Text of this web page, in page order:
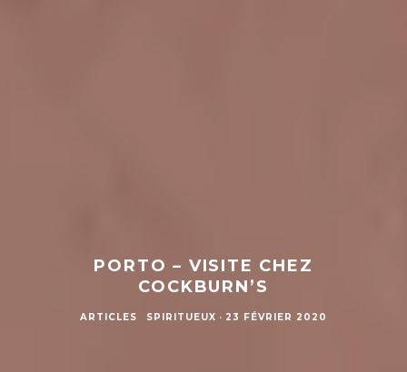
PORTO – VISITE CHEZ
COCKBURN’S
ARTICLES SPIRITUEUX · 23 FÉVRIER 2020